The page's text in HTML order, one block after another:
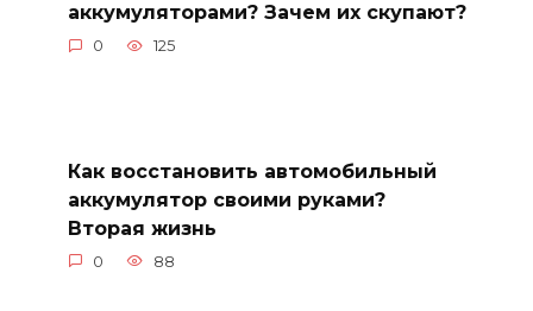
аккумуляторами? Зачем их скупают?
0 125
Как восстановить автомобильный
аккумулятор своими руками?
Вторая жизнь
0 88